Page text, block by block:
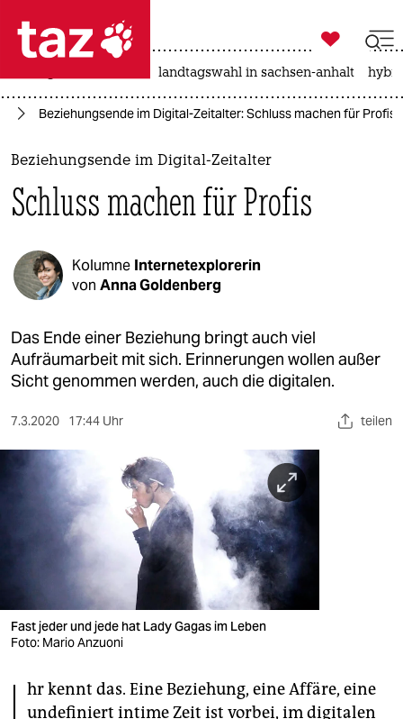
 taz zahl ich
taz zahl ich
themen
politik
öko
gesellschaft
kultur
sport
nord
wahrheit
veranstaltungen
shop
unterstützen

taz zahl ich
landtagswahl in sachsen-anhalt
Beziehungsende im Digital-Zeitalter: Schluss machen für Profis
Beziehungsende im Digital-Zeitalter
Schluss machen für Profis
Kolumne Internetexplorerin
von Anna Goldenberg
Das Ende einer Beziehung bringt auch viel
Aufräumarbeit mit sich. Erinnerungen wollen außer
Sicht genommen werden, auch die digitalen.
7.3.2020 17:44 Uhr teilen
Fast jeder und jede hat Lady Gagas im Leben
Foto: Mario Anzuoni
hr kennt das. Eine Beziehung, eine Affäre, eine
undefiniert intime Zeit ist vorbei, im digitalen